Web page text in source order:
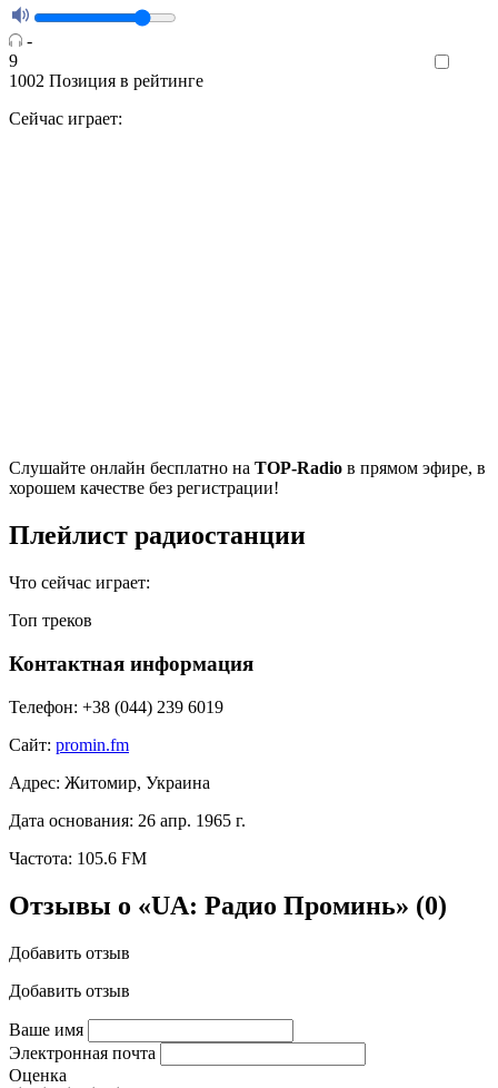
-
9
1002 Позиция в рейтинге
Сейчас играет:
Cлушайте онлайн бесплатно на TOP-Radio в прямом эфире, в
хорошем качестве без регистрации!
Плейлист радиостанции
Что сейчас играет:
Топ треков
Контактная информация
Телефон: +38 (044) 239 6019
Сайт: promin.fm
Адрес: Житомир, Украина
Дата основания: 26 апр. 1965 г.
Частота: 105.6 FM
Отзывы о «UA: Радио Проминь» (0)
Добавить отзыв
Добавить отзыв
Ваше имя
Электронная почта
Оценка